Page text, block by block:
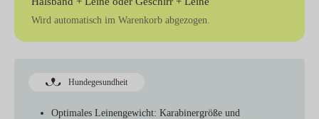
Wird automatisch im Warenkorb abgezogen.
Hundegesundheit
Optimales Leinengewicht: Karabinergröße und